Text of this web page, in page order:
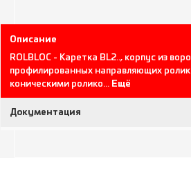
Описание
ROLBLOC - Каретка BL2.., корпус из
профилированных направляющих
коническими ролико… Ещё
Документация